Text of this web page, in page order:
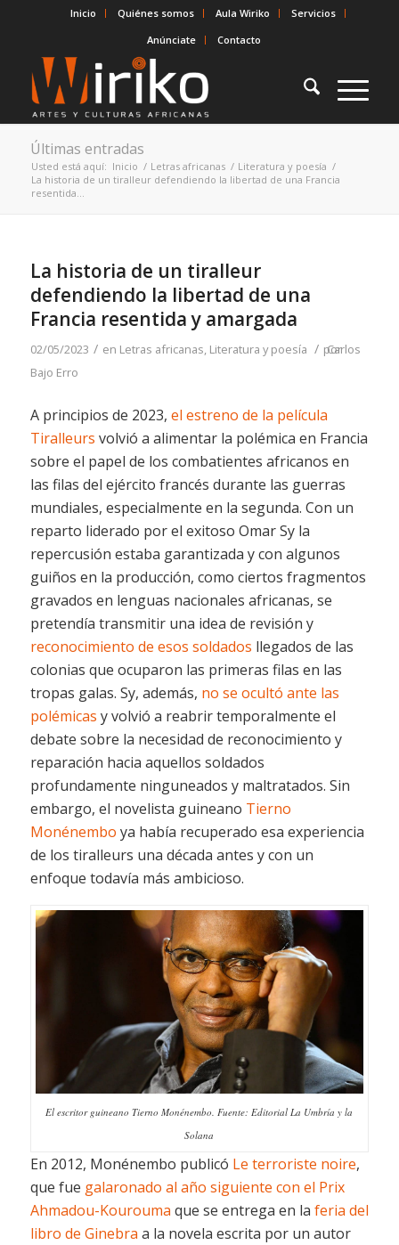
Inicio Quiénes somos Aula Wiriko
Servicios
Anúnciate
Contacto
Últimas entradas
Usted está aquí: Inicio / Letras africanas / Literatura y poesía /
La historia de un tiralleur defendiendo la libertad de una Francia
resentida...
La historia de un tiralleur
defendiendo la libertad de una
Francia resentida y amargada
02/05/2023 / en Letras africanas, Literatura y poesía / por
Carlos
Bajo Erro
A principios de 2023, el estreno de la película
Tiralleurs volvió a alimentar la polémica en Francia
sobre el papel de los combatientes africanos en
las filas del ejército francés durante las guerras
mundiales, especialmente en la segunda. Con un
reparto liderado por el exitoso Omar Sy la
repercusión estaba garantizada y con algunos
guiños en la producción, como ciertos fragmentos
gravados en lenguas nacionales africanas, se
pretendía transmitir una idea de revisión y
reconocimiento de esos soldados llegados de las
colonias que ocuparon las primeras filas en las
tropas galas. Sy, además, no se ocultó ante las
polémicas y volvió a reabrir temporalmente el
debate sobre la necesidad de reconocimiento y
reparación hacia aquellos soldados
profundamente ninguneados y maltratados. Sin
embargo, el novelista guineano Tierno
Monénembo ya había recuperado esa experiencia
de los tiralleurs una década antes y con un
enfoque todavía más ambicioso.
El escritor guineano Tierno Monénembo. Fuente: Editorial La Umbría y la
Solana
En 2012, Monénembo publicó Le terroriste noire,
que fue galaronado al año siguiente con el Prix
Ahmadou-Kourouma que se entrega en la feria del
libro de Ginebra a la novela escrita por un autor